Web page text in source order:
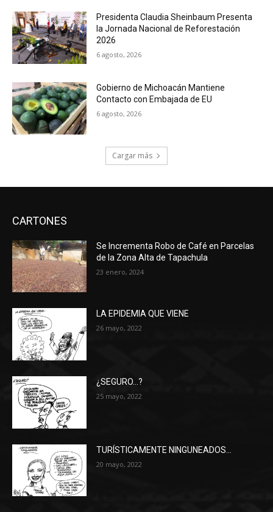
Presidenta Claudia Sheinbaum Presenta
la Jornada Nacional de Reforestación
2026
6 agosto, 2026
Gobierno de Michoacán Mantiene
Contacto con Embajada de EU
6 agosto, 2026
Cargar más
CARTONES
Se Incrementa Robo de Café en Parcelas
de la Zona Alta de Tapachula
23 enero, 2024
LA EPIDEMIA QUE VIENE
26 mayo, 2022
¿SEGURO…?
25 mayo, 2022
TURÍSTICAMENTE NINGUNEADOS…
20 mayo, 2022